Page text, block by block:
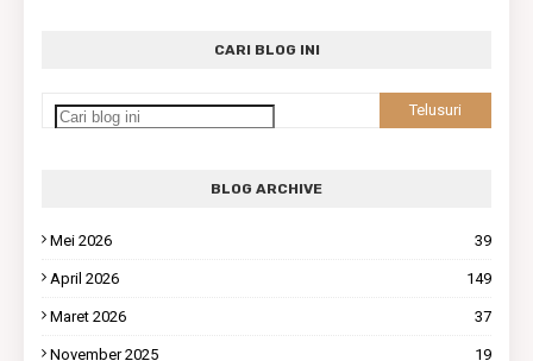
CARI BLOG INI
BLOG ARCHIVE
Mei 2026 39
April 2026 149
Maret 2026 37
November 2025 19